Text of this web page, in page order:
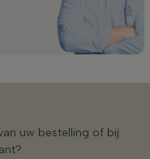
uw bestelling of bij